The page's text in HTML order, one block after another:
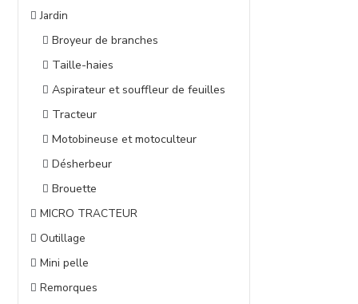
Jardin
Broyeur de branches
Taille-haies
Aspirateur et souffleur de feuilles
Tracteur
Motobineuse et motoculteur
Désherbeur
Brouette
MICRO TRACTEUR
Outillage
Mini pelle
Remorques